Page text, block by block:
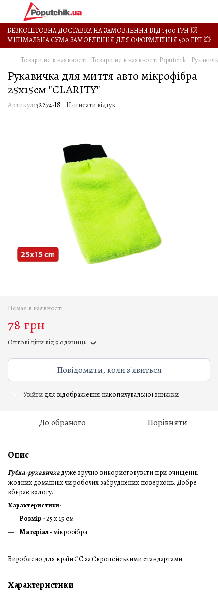
БЕЗКОШТОВНА ДОСТАВКА НА ЗАМОВЛЕННЯ ВІД 1400 ГРН 💥
МІНІМАЛЬНА СУМА ЗАМОВЛЕННЯ ДЛЯ ОФОРМЛЕННЯ 500 ГРН 💥
Товари не в наявності Товари не в наявності Poputchik
Рукавичка для миття авто мікрофібра
25х15см "CLARITY"
Артикул: 32274-IS Написати відгук
Немає в наявності
78 грн
Оптові ціни від 5 одиниць
Повідомити, коли з'явиться
Увійти для відображення накопичувальної знижки
До обраного Порівняти
Опис
Губка-рукавичкадуже зручно використовувати при очищенні
жодних домашніх чи робочих забруднених поверхонь. Добре
вбирає вологу.
Характеристики:
Розмір -25 х 15 см
Матеріал - мікрофібра
Вироблено для країн ЄС за Європейськими стандартами
Характеристики